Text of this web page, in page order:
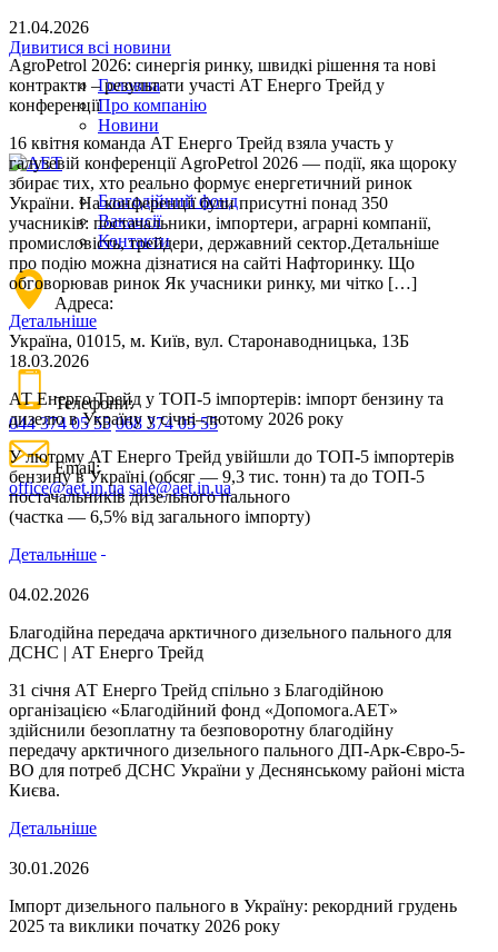
21.04.2026
AgroPetrol 2026: синергія ринку, швидкі рішення та нові
контракти – результати участі АТ Енерго Трейд у
конференції
16 квітня команда АТ Енерго Трейд взяла участь у
галузевій конференції AgroPetrol 2026 — події, яка щороку
збирає тих, хто реально формує енергетичний ринок
України. На конференції були присутні понад 350
учасників: постачальники, імпортери, аграрні компанії,
промисловість, трейдери, державний сектор.Детальніше
про подію можна дізнатися на сайті Нафторинку. Що
обговорював ринок Як учасники ринку, ми чітко […]
Детальніше
18.03.2026
АТ Енерго Трейд у ТОП-5 імпортерів: імпорт бензину та
дизелю в Україну у січні–лютому 2026 року
У лютому АТ Енерго Трейд увійшли до ТОП-5 імпортерів
бензину в Україні (обсяг — 9,3 тис. тонн) та до ТОП-5
постачальників дизельного пального
(частка — 6,5% від загального імпорту)
Детальніше
04.02.2026
Благодійна передача арктичного дизельного пального для
ДСНС | АТ Енерго Трейд
31 січня АТ Енерго Трейд спільно з Благодійною
організацією «Благодійний фонд «Допомога.АЕТ»
здійснили безоплатну та безповоротну благодійну
передачу арктичного дизельного пального ДП-Арк-Євро-5-
ВО для потреб ДСНС України у Деснянському районі міста
Києва.
Детальніше
30.01.2026
Імпорт дизельного пального в Україну: рекордний грудень
2025 та виклики початку 2026 року
Дивитися всі новини
Головна
Про компанію
Новини
Благодійний фонд
Вакансії
Контакти
Адреса:
Україна, 01015, м. Київ, вул. Старонаводницька, 13Б
Телефони:
044 374 05 55 068 374 05 55
Email:
office@aet.in.ua sale@aet.in.ua